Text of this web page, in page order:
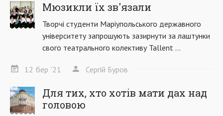
Мюзикли їх зв'язали
Творчі студенти Маріупольського державного
університету запрошують зазирнути за лаштунки
свого театрального колективу Tallent ...
12 бер '21 Сергій Буров
Для тих, хто хотів мати дах над
головою